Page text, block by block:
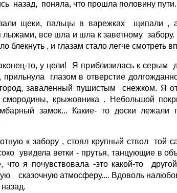
назад, поняла, что прошла половину пути.
щеки, пальцы в варежках щипали ,
лыжами, все шла и шла к заветному
блекнуть , и глазам стало легче смотреть
то, у цели! Я приблизилась к серым
прильнула глазом в отверстие
заваленный пушистым снежком. Я
смородины, крыжовника . Небольшой
замок... Какие- то доски лежали
к забору , стоял крупный ствол той
увидела ветки - прутья, танцующие в
что я почувствовала -это какой-то
сказочную атмосферу.... Вдоволь